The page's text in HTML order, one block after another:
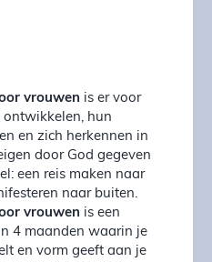
vrouwen is er voor
hun
en zich herkennen in
door God gegeven
een reis maken naar
naar buiten.
vrouwen is een
4 maanden waarin je
en vorm geeft aan je